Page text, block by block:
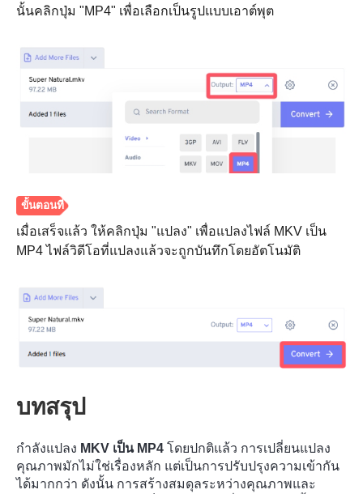
ขั้นตอนที่
ขั้นตอนที่
2.
นั้นคลิกปุ่ม "MP4" เพื่อเลือกเป็นรูปแบบเอาต์พุต
เมื่อเสร็จแล้ว ให้คลิกปุ่ม "แปลง" เพื่อแปลงไฟล์ MKV เป็น
MP4 ไฟล์วิดีโอที่แปลงแล้วจะถูกบันทึกโดยอัตโนมัติ
บทสรุป
กำลังแปลง MKV เป็น MP4 โดยปกติแล้ว การเปลี่ยนแปลง
คุณภาพมักไม่ใช่เรื่องหลัก แต่เป็นการปรับปรุงความเข้ากัน
ได้มากกว่า ดังนั้น การสร้างสมดุลระหว่างคุณภาพและ